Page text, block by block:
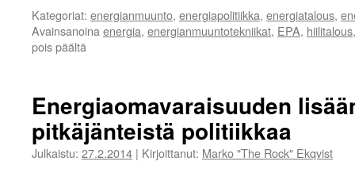
Kategoriat: energianmuunto, energiapolitiikka, energiatalous,
Avainsanoina energia, energianmuuntotekniikat, EPA, hiilitalous
pois päältä
Energiaomavaraisuuden
pitkäjänteistä politiikkaa
Julkaistu: 27.2.2014 | Kirjoittanut: Marko "The Rock" Ekqvist